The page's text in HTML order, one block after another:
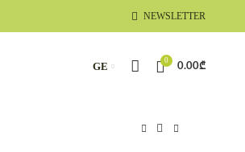
NEWSLETTER
GE
0
0.00₾